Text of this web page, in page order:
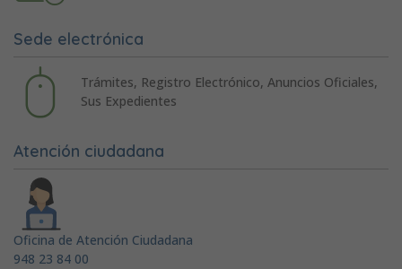
Sede electrónica
Trámites, Registro Electrónico, Anuncios Oficiales,
Sus Expedientes
Atención ciudadana
Oficina de Atención Ciudadana
948 23 84 00